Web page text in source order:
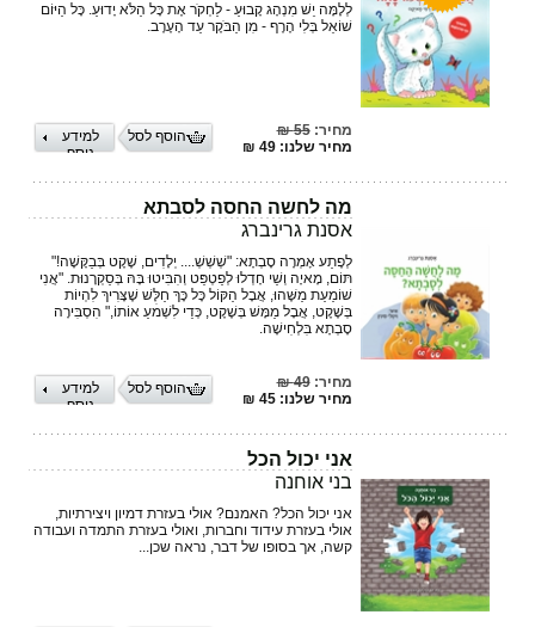
לְלָמָּה יֵשׁ מִנְהָג קָבוּעַ - לַחְקֹר אֶת כָּל הַלֹּא יָדוּעַ. כָּל הַיּוֹם
שׁוֹאֵל בְּלִי הֶרֶף - מִן הַבֹּקֶר עַד הָעֶרֶב.
מחיר:55 ₪
מחיר שלנו: 49 ₪
למידע
נוסף
הוסף לסל
מה לחשה החסה לסבתא
אסנת גרינברג
לְפֶתַע אָמְרָה סָבְתָא: "שְׁשְׁשְׁ.... יְלָדִים, שֶׁקֶט בְּבַקָּשָׁה!"
תּוֹם, מָאיָה וְשַׁי חָדְלוּ לְפַטְפֵּט וְהִבִּיטוּ בָּהּ בְּסַקְרָנוּת. "אֲנִי
שׁוֹמַעַת מַשֶּׁהוּ, אֲבָל הַקּוֹל כָּל כָּךְ חַלָּשׁ שֶׁצָּרִיךְ לִהְיוֹת
בְּשֶׁקֶט, אֲבָל מַמָּשׁ בְּשֶׁקֶט, כְּדֵי לִשְׁמׄעַ אוֹתוֹ," הִסְבִּירָה
סָבְתָא בִּלְחִישָׁה.
מחיר:49 ₪
מחיר שלנו: 45 ₪
למידע
נוסף
הוסף לסל
אני יכול הכל
בני אוחנה
אני יכול הכל? האמנם? אולי בעזרת דמיון ויצירתיות,
אולי בעזרת עידוד וחברות, ואולי בעזרת התמדה ועבודה
קשה, אך בסופו של דבר, נראה שכן...